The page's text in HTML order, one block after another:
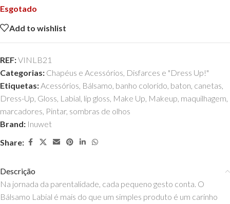
Esgotado
Add to wishlist
REF:VINLB21
Categorias: Chapéus e Acessórios, Disfarces e "Dress Up!"
Etiquetas:Acessórios, Bálsamo, banho colorido, baton, canetas,
Dress-Up, Gloss, Labial, lip gloss, Make Up, Makeup, maquilhagem,
marcadores, Pintar, sombras de olhos
Brand: Inuwet
Share:
Descrição
Na jornada da parentalidade, cada pequeno gesto conta. O
Bálsamo Labial é mais do que um simples produto é um carinho